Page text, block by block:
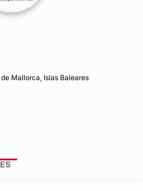
Mallorca, Islas Baleares